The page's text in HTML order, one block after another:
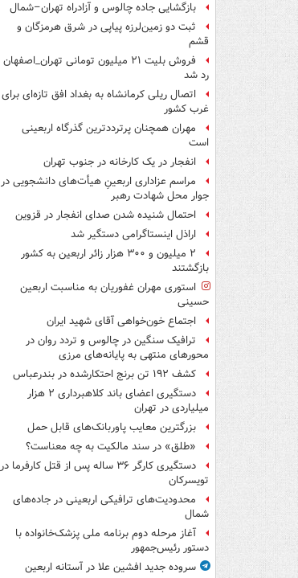
بازگشایی جاده چالوس و آزادراه تهران–شمال
ثبت دو زمین‌لرزه پیاپی در شرق هرمزگان و
قشم
فروش بلیت ۲۱ میلیون تومانی تهران_اصفهان
رد شد
اتصال ریلی کرمانشاه به بغداد افق تازه‌ای برای
غرب کشور
مهران همچنان پرترددترین گذرگاه اربعینی
است
انفجار در یک کارخانه در جنوب تهران
مراسم عزاداری اربعینِ هیأت‌های دانشجویی در
جوار محل شهادت رهبر
احتمال شنیده شدن صدای انفجار در قزوین
اراذل اینستاگرامی دستگیر شد
۲ میلیون و ۳۰۰ هزار زائر اربعین به کشور
بازگشتند
استوری مهران غفوریان به مناسبت اربعین
حسینی
اجتماع خون‌خواهی آقای شهید ایران
ترافیک سنگین در چالوس و تردد روان در
محورهای منتهی به پایانه‌های مرزی
کشف ۱۹۲ تن برنج احتکارشده در بندرعباس
دستگیری اعضای باند کلاهبرداری ۲ هزار
میلیاردی در تهران
بزرگترین معایب پاوربانک‌های قابل حمل
«طلق» در سند مالکیت به چه معناست؟
دستگیری کارگر ۳۶ ساله پس از قتل کارفرما در
تویسرکان
محدودیت‌های ترافیکی اربعینی در جاده‌های
شمال‌
آغاز مرحله دوم برنامه ملی پزشک‌خانواده با
دستور رئیس‌جمهور
سروده جدید افشین علا در آستانه اربعین